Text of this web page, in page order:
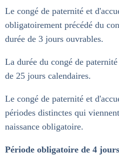
Le congé de paternité et
obligatoirement précédé du
durée de 3 jours ouvrables.
La durée du congé de
de 25 jours calendaires.
Le congé de paternité et
périodes distinctes qui
naissance obligatoire.
Période obligatoire de 4